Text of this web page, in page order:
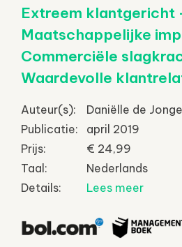
Extreem klantgericht
Maatschappelijke
Commerciële
Waardevolle
Auteur(s):
Daniëlle de Jonge
Publicatie:
april 2019
Prijs:
€ 24,99
Taal:
Nederlands
Details:
Lees meer